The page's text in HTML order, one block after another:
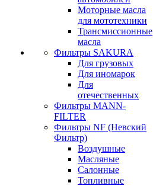
Моторные масла
для мототехники
Трансмиссионные
масла
Фильтры SAKURA
Для грузовых
Для иномарок
Для
отечественных
Фильтры MANN-
FILTER
Фильтры NF (Невский
Фильтр)
Воздушные
Масляные
Салонные
Топливные